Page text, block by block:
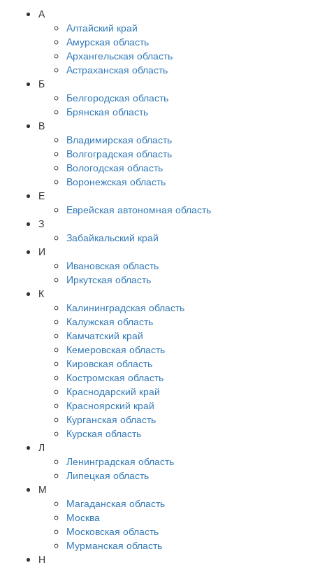
А
Алтайский край
Амурская область
Архангельская область
Астраханская область
Б
Белгородская область
Брянская область
В
Владимирская область
Волгоградская область
Вологодская область
Воронежская область
Е
Еврейская автономная область
З
Забайкальский край
И
Ивановская область
Иркутская область
К
Калининградская область
Калужская область
Камчатский край
Кемеровская область
Кировская область
Костромская область
Краснодарский край
Красноярский край
Курганская область
Курская область
Л
Ленинградская область
Липецкая область
М
Магаданская область
Москва
Московская область
Мурманская область
Н